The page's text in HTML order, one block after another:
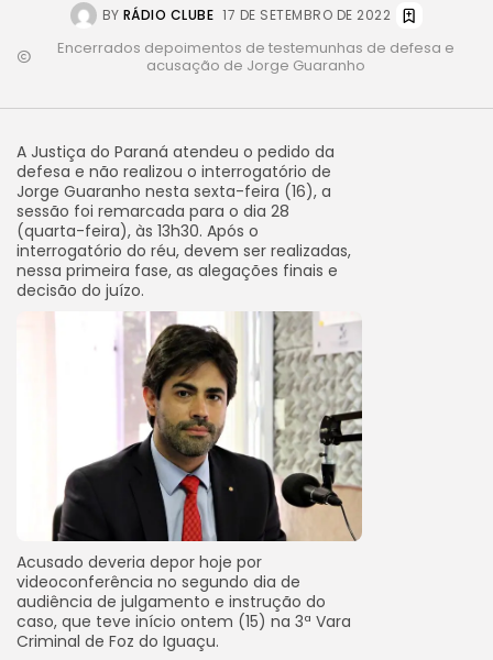
BY RÁDIO CLUBE 17 DE SETEMBRO DE 2022
Encerrados depoimentos de testemunhas de defesa e
acusação de Jorge Guaranho
A Justiça do Paraná atendeu o pedido da
defesa e não realizou o interrogatório de
Jorge Guaranho nesta sexta-feira (16), a
sessão foi remarcada para o dia 28
(quarta-feira), às 13h30. Após o
interrogatório do réu, devem ser realizadas,
nessa primeira fase, as alegações finais e
decisão do juízo.
Acusado deveria depor hoje por
videoconferência no segundo dia de
audiência de julgamento e instrução do
caso, que teve início ontem (15) na 3ª Vara
Criminal de Foz do Iguaçu.